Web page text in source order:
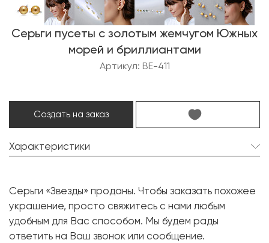
Серьги пусеты с золотым жемчугом Южных
морей и бриллиантами
Артикул: BE-411
Создать на заказ
Характеристики
Форма:
Круглая
Бриллиант:
4 шт. 0.43 карат.
Форма огранки:
Серьги «Звезды» проданы. Чтобы заказать похожее
украшение, просто свяжитесь с нами любым
удобным для Вас способом. Мы будем рады
ответить на Ваш звонок или сообщение.